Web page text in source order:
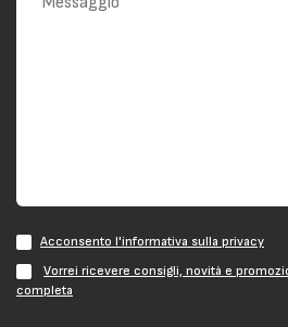
Acconsento l'informativa sulla privacy
Vorrei ricevere consigli, novità e
completa